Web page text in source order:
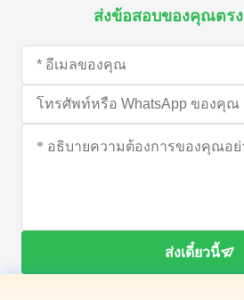
ส่งข้อสอบของคุณตรง
ส่งเดี๋ยวนี้